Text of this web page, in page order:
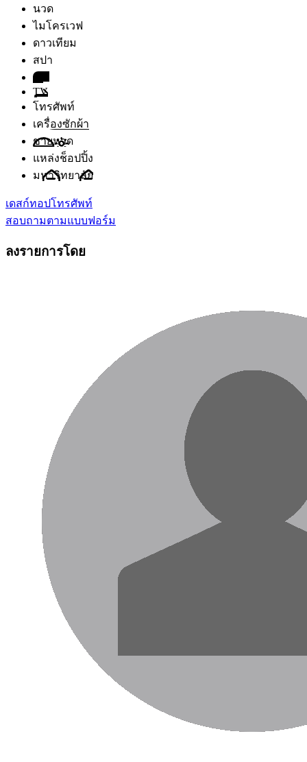
นวด
ไมโครเวฟ
ดาวเทียม
สปา
เตา
TV
โทรศัพท์
เครื่องซักผ้า
ชายหาด
แหล่งช็อปปิ้ง
มหาวิทยาลัย
เดสก์ทอปโทรศัพท์
สอบถามตามแบบฟอร์ม
ลงรายการโดย